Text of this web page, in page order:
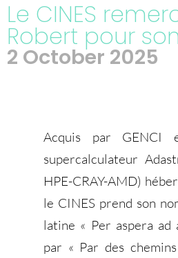
Le CINES
Robert pour
2 October 2025
Acquis par
supercalculateur
HPE-CRAY-AMD)
le CINES prend son
latine « Per aspera
par « Par des